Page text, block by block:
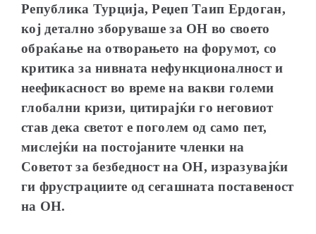
Република Турција, Реџеп Таип Ердоган,
кој детално зборуваше за ОН во своето
обраќање на отворањето на форумот, со
критика за нивната нефункционалност и
неефикасност во време на вакви големи
глобални кризи, цитирајќи го неговиот
став дека светот е поголем од само пет,
мислејќи на постојаните членки на
Советот за безбедност на ОН, изразувајќи
ги фрустрациите од сегашната поставеност
на ОН.